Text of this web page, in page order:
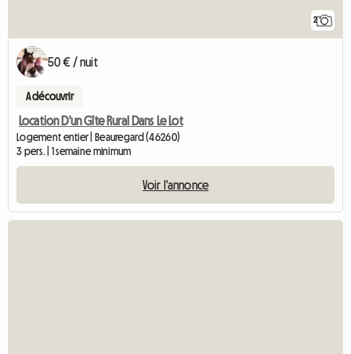
2
50 € / nuit
A découvrir
Location D'un Gîte Rural Dans Le Lot
Logement entier | Beauregard (46260)
3 pers. | 1 semaine minimum
Voir l'annonce